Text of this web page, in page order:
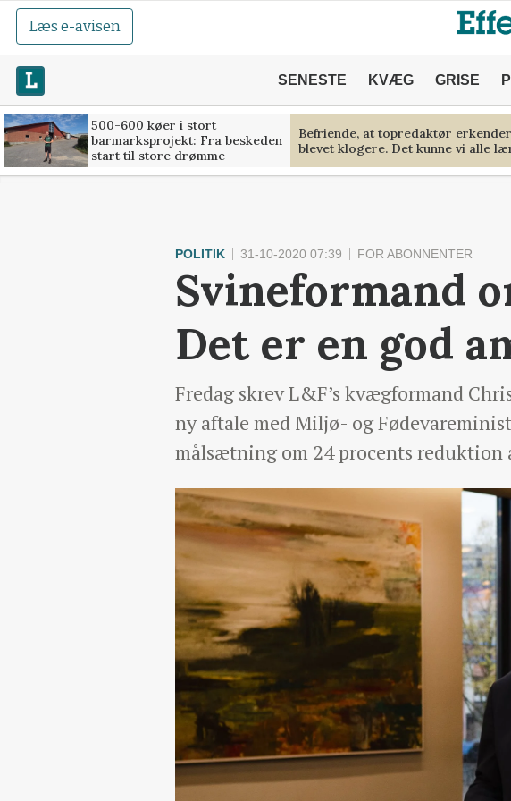
Læs e-avisen
SENESTE KVÆG GRISE
500-600 køer i stort
barmarksprojekt: Fra beskeden
start til store drømme
Befriende, at topredaktør
blevet klogere. Det kunne vi alle
POLITIK 31-10-2020 07:39 FOR ABONNENTER
Svineformand
Det er en god
Fredag skrev L&F’s kvægformand
ny aftale med Miljø- og
målsætning om 24 procents reduktion